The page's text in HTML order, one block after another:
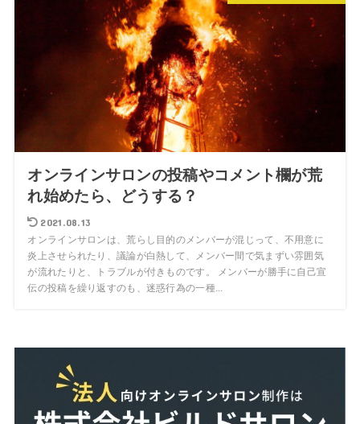
オンラインサロンの投稿やコメント欄が荒
れ始めたら、どうする？
2021.08.13
オンラインサロンは、荒らし目的のメンバーが混じって、不用意に
炎上させられたり、議論が白熱して、メンバー間で気まずい雰囲気
が流れたりと、トラブルが付きものです。 メンバーが勝手に自己宣
伝の投稿を繰り返すのも、迷惑行為の一種...